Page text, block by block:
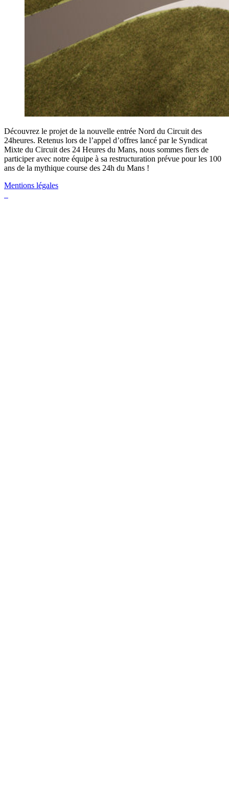
Découvrez le projet de la nouvelle entrée Nord du Circuit des
24heures. Retenus lors de l’appel d’offres lancé par le Syndicat
Mixte du Circuit des 24 Heures du Mans, nous sommes fiers de
participer avec notre équipe à sa restructuration prévue pour les 100
ans de la mythique course des 24h du Mans !
Mentions légales